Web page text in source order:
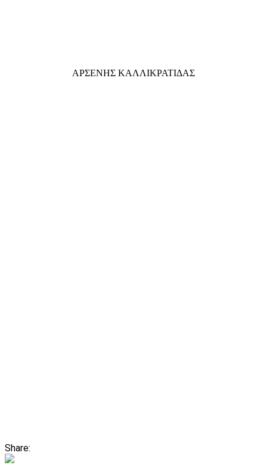
ΑΡΣΕΝΗΣ ΚΑΛΛΙΚΡΑΤΙΔΑΣ
Share: